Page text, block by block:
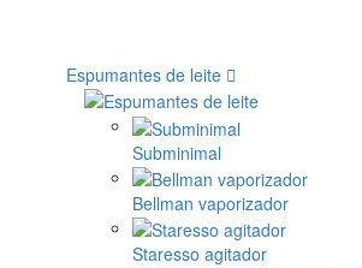
Espumantes de leite
Subminimal
Bellman vaporizador
Staresso agitador